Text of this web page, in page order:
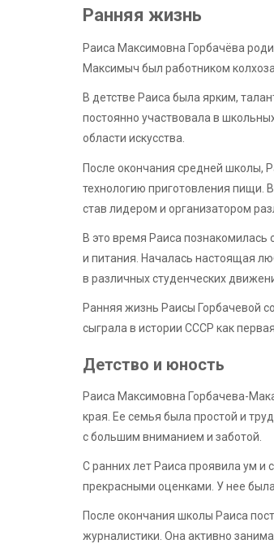
Ранняя жизнь
Раиса Максимовна Горбачёва
Максимыч был работником
В детстве Раиса была ярким,
постоянно участвовала в
области искусства.
После окончания средней школы,
технологию приготовления пищи.
став лидером и организатором
В это время Раиса
и питания. Началась настоящая
в различных студенческих
Ранняя жизнь Раисы Горбачевой
сыграла в истории СССР как
Детство и юность
Раиса Максимовна Горбачева-
края. Ее семья была простой и
с большим вниманием и заботой.
С ранних лет Раиса проявила ум и
прекрасными оценками. У нее
После окончания школы Раиса
журналистики. Она активно